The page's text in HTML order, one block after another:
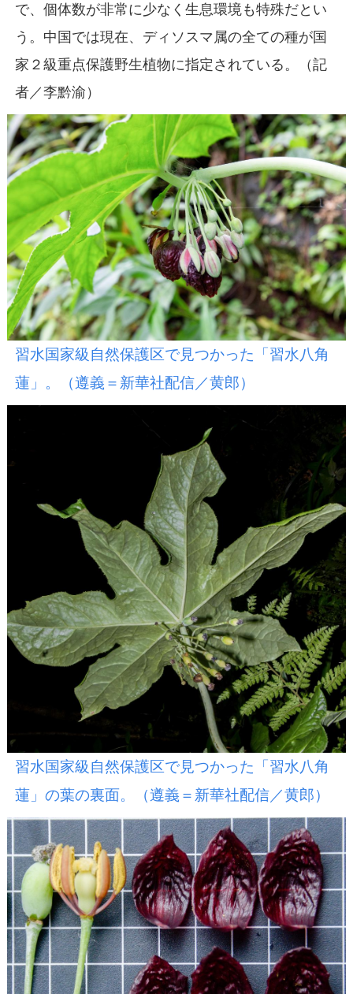
で、個体数が非常に少なく生息環境も特殊だとい
う。中国では現在、ディソスマ属の全ての種が国
家２級重点保護野生植物に指定されている。（記
者／李黔渝）
習水国家級自然保護区で見つかった「習水八角
蓮」。（遵義＝新華社配信／黄郎）
習水国家級自然保護区で見つかった「習水八角
蓮」の葉の裏面。（遵義＝新華社配信／黄郎）